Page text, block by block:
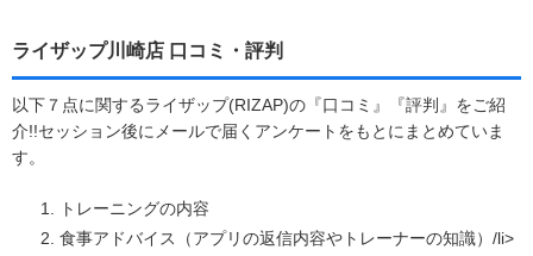
ライザップ川崎店 口コミ・評判
以下７点に関するライザップ(RIZAP)の『口コミ』『評判』をご紹
介!!セッション後にメールで届くアンケートをもとにまとめていま
す。
トレーニングの内容
食事アドバイス（アプリの返信内容やトレーナーの知識）/li>